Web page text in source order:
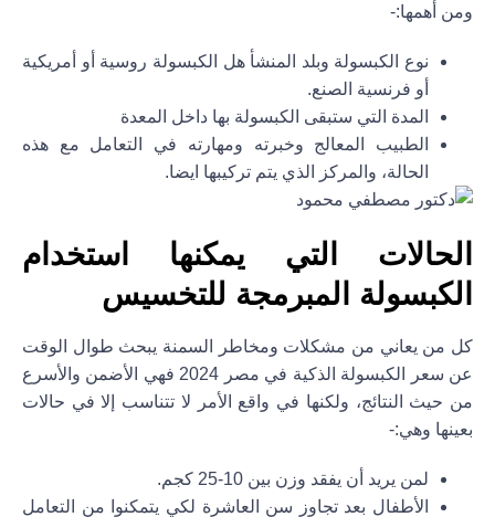
ومن أهمها:-
نوع الكبسولة وبلد المنشأ هل الكبسولة روسية أو أمريكية
أو فرنسية الصنع.
المدة التي ستبقى الكبسولة بها داخل المعدة
الطبيب المعالج وخبرته ومهارته في التعامل مع هذه
الحالة، والمركز الذي يتم تركيبها ايضا.
الحالات التي يمكنها استخدام
الكبسولة المبرمجة للتخسيس
كل من يعاني من مشكلات ومخاطر السمنة يبحث طوال الوقت
عن سعر الكبسولة الذكية في مصر 2024 فهي الأضمن والأسرع
من حيث النتائج، ولكنها في واقع الأمر لا تتناسب إلا في حالات
بعينها وهي:-
لمن يريد أن يفقد وزن بين 10-25 كجم.
الأطفال بعد تجاوز سن العاشرة لكي يتمكنوا من التعامل